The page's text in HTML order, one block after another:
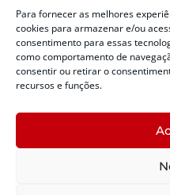
Para fornecer as melhores
cookies para armazenar e/ou
consentimento para essas
como comportamento de
consentir ou retirar o
recursos e funções.
Alertas Defesa Civil:
SMS 40199
ENDEREÇO
Defesa Civil do Estado de
Capoeiras, Florianópolis,